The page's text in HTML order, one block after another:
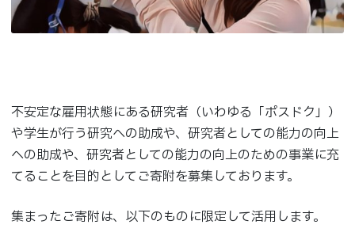
不安定な雇用状態にある研究者（いわゆる「ポスドク」）
や学生が行う研究への助成や、研究者としての能力の向上
への助成や、研究者としての能力の向上のための事業に充
てることを目的としてご寄附を募集しております。
集まったご寄附は、以下のものに限定して活用します。